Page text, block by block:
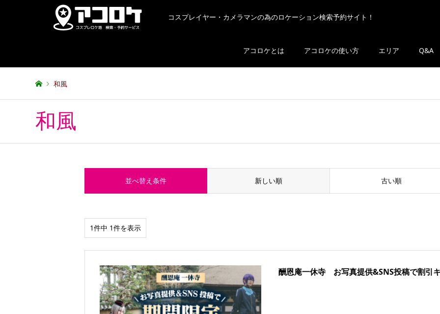
コスプレイヤー・カメラマンの為のロケーション検索予約サイト！
アコロケとは アコロケの使い方 エリア Q&A
和風
和風
並べ替え条件 新しい順 古い順
1件中 1件を表示
酬恩庵一休寺 お写真提供&SNS投稿で割引